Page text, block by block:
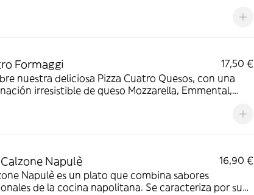
(un tipo de panceta italiana), parmesano rallado y
Formaggi
17,50 €
nuestra deliciosa Pizza Cuatro Quesos, con una
irresistible de queso Mozzarella, Emmental,
Napulè
16,90 €
Napulè es un plato que combina sabores
de la cocina napolitana. Se caracteriza por su